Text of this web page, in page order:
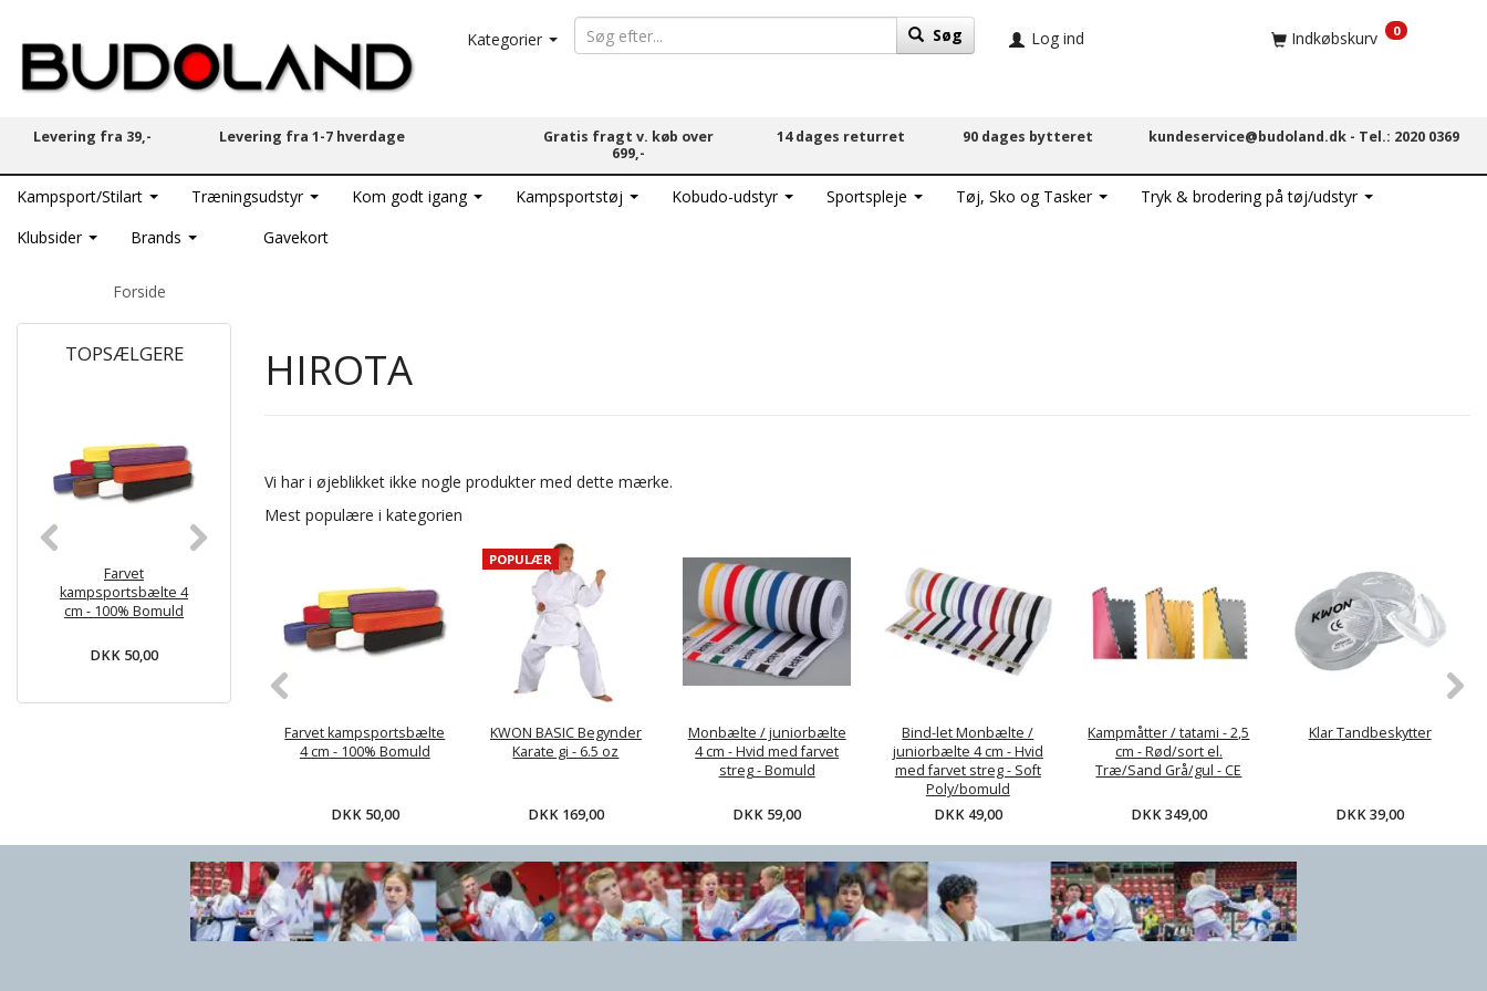
Kategorier Søg Log ind Indkøbskurv 0
Levering fra 39,- Levering fra 1-7 hverdage
Gratis fragt v. køb over
699,-
14 dages returret 90 dages bytteret kundeservice@budoland.dk - Tel.: 2020 0369
Kampsport/Stilart Træningsudstyr Kom godt igang Kampsportstøj Kobudo-udstyr Sportspleje Tøj, Sko og Tasker
Tryk & brodering på tøj/udstyr
Klubsider
Brands Gavekort
Forside
TOPSÆLGERE
Farvet
kampsportsbælte 4
cm - 100% Bomuld
DKK 50,00
Begynder Karate gi -
6.5 oz
DKK 169,00
Monbælte /
juniorbælte 4 cm -
Hvid med farvet streg
Bind-let Monbælte /
juniorbælte 4 cm -
Hvid med farvet streg
- Soft Poly/bomuld
DKK 49,00
Kampmåtter / tatami -
2,5 cm - Rød/sort el.
Træ/Sand Grå/gul - CE
DKK 349,00
Klar Tandbeskytter
DKK 39,00
HIROTA
Vi har i øjeblikket ikke nogle produkter med dette mærke.
Mest populære i kategorien
Farvet kampsportsbælte
4 cm - 100% Bomuld
DKK 50,00
POPULÆR
KWON BASIC Begynder
Karate gi - 6.5 oz
DKK 169,00
Monbælte / juniorbælte
4 cm - Hvid med farvet
streg - Bomuld
DKK 59,00
Bind-let Monbælte /
juniorbælte 4 cm - Hvid
med farvet streg - Soft
Poly/bomuld
DKK 49,00
Kampmåtter / tatami - 2,5
cm - Rød/sort el.
Træ/Sand Grå/gul - CE
DKK 349,00
Klar Tandbeskytter
DKK 39,00